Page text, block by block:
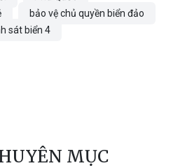
bảo vệ chủ quyền biển đảo
sát biển 4
MỤC